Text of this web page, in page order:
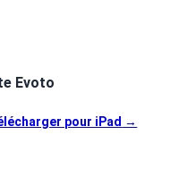
Evoto
pour iPad →